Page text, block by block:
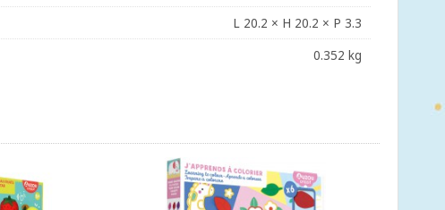
L 20.2 × H 20.2 × P 3.3
0.352 kg